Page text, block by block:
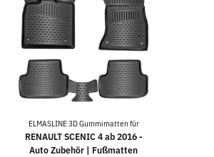
ELMASLINE 3D Gummimatten für
RENAULT SCENIC 4 ab 2016 -
Auto Zubehör | Fußmatten